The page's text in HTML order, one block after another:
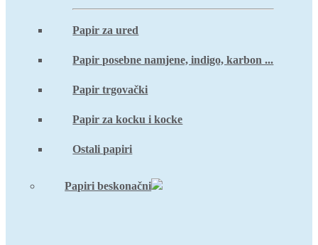
Papir za ured
Papir posebne namjene, indigo, karbon ...
Papir trgovački
Papir za kocku i kocke
Ostali papiri
Papiri beskonačni